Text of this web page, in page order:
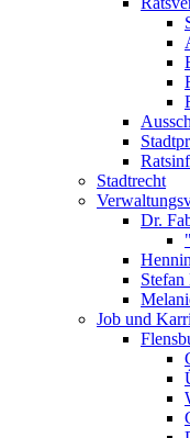
Stadtrecht
Dr.
Job und